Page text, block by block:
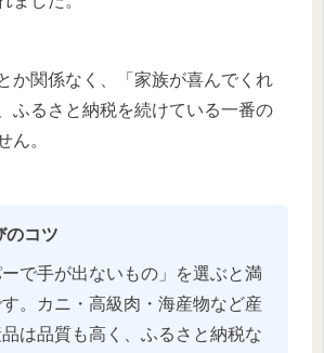
か関係なく、「家族が喜んでくれ
ふるさと納税を続けている一番の
ん。
のコツ
ーで手が出ないもの」を選ぶと満
。カニ・高級肉・海産物など産
は品質も高く、ふるさと納税な